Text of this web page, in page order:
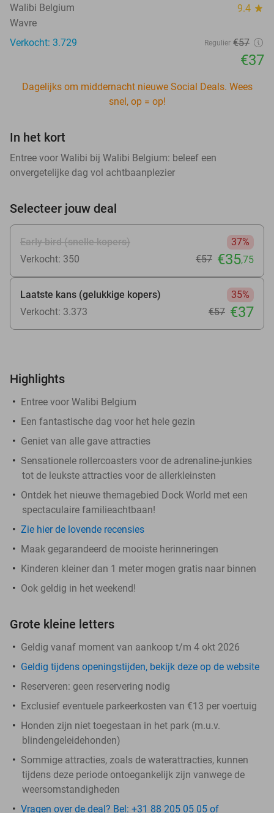
Walibi Belgium 9.4 star
Wavre
Verkocht: 3.729
Regulier €57
€37
Dagelijks om middernacht nieuwe Social Deals. Wees
snel, op = op!
In het kort
Entree voor Walibi bij Walibi Belgium: beleef een
onvergetelijke dag vol achtbaanplezier
Selecteer jouw deal
Early bird (snelle kopers)
37%
Verkocht: 350
€57 €35,75
Laatste kans (gelukkige kopers)
35%
Verkocht: 3.373
€57 €37
Highlights
Entree voor Walibi Belgium
Een fantastische dag voor het hele gezin
Geniet van alle gave attracties
Sensationele rollercoasters voor de adrenaline-junkies
tot de leukste attracties voor de allerkleinsten
Ontdek het nieuwe themagebied Dock World met een
spectaculaire familieachtbaan!
Zie hier de lovende recensies
Maak gegarandeerd de mooiste herinneringen
Kinderen kleiner dan 1 meter mogen gratis naar binnen
Ook geldig in het weekend!
Grote kleine letters
Geldig vanaf moment van aankoop t/m 4 okt 2026
Geldig tijdens openingstijden, bekijk deze op de website
Reserveren: geen reservering nodig
Exclusief eventuele parkeerkosten van €13 per voertuig
Honden zijn niet toegestaan in het park (m.u.v.
blindengeleidehonden)
Sommige attracties, zoals de waterattracties, kunnen
tijdens deze periode ontoegankelijk zijn vanwege de
weersomstandigheden
Vragen over de deal? Bel: +31 88 205 05 05 of